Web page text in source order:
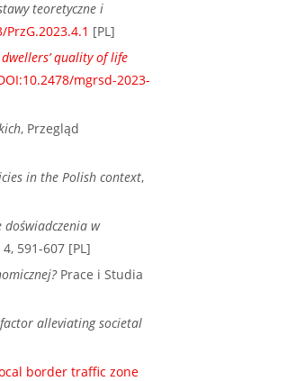
teoretyczne i
[PL]
quality of life
mgrsd-2023-
, Przegląd
in the Polish context,
w
591-607 [PL]
Prace i Studia
alleviating societal
border traffic zone